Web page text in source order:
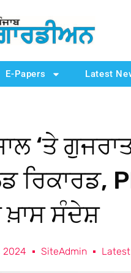
E-Papers Latest
‘ਤੇ
ਰਿਕਾਰਡ,
ਖ਼ਾਸ ਸੰਦੇਸ਼
2024 SiteAdmin